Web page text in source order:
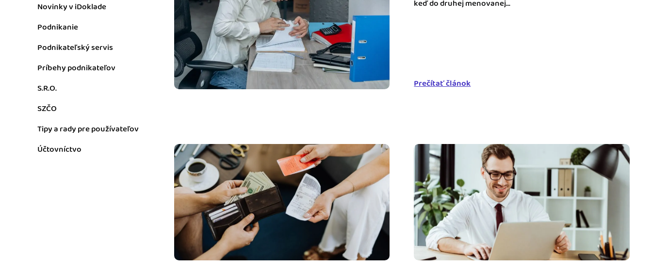
nonstop prístup k vašim dokladom.
Prepojenie na ďalšie systémy
Nechajte iDoklad pracovať za vás. Vďaka
prepojeniu s e-shopom, bankou, CRM a
ďalšími aplikáciami.
Novinky v iDoklade
Podnikanie
Podnikateľský servis
Príbehy podnikateľov
S.R.O.
SZČO
Tipy a rady pre používateľov
Účtovníctvo
keď do druhej menovanej...
Prečítať článok